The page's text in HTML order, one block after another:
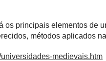
os principais elementos de
métodos aplicados
medievais.htm